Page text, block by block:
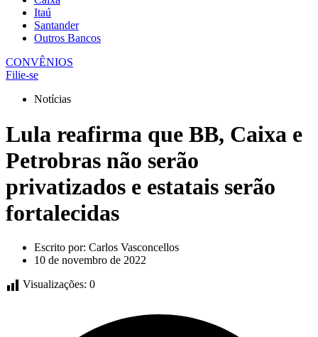
Itaú
Santander
Outros Bancos
CONVÊNIOS
Filie-se
Notícias
Lula reafirma que BB, Caixa e
Petrobras não serão
privatizados e estatais serão
fortalecidas
Escrito por: Carlos Vasconcellos
10 de novembro de 2022
Visualizações: 0